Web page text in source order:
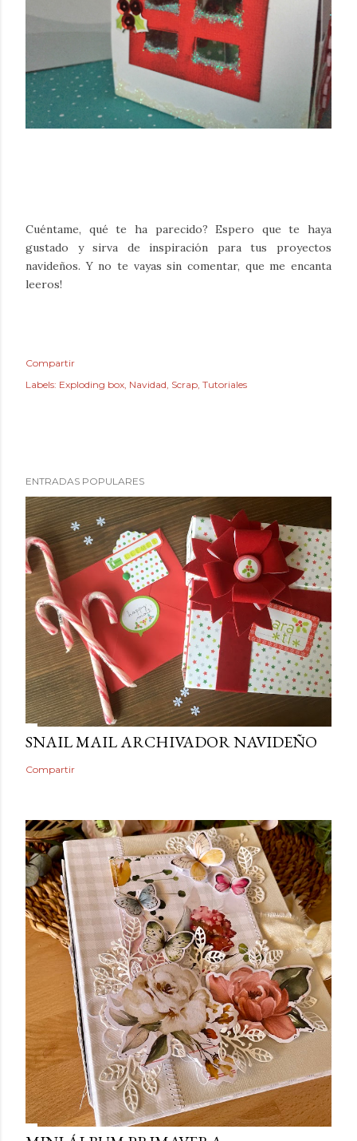
Cuéntame, qué te ha parecido? Espero que te haya
gustado y sirva de inspiración para tus proyectos
navideños. Y no te vayas sin comentar, que me encanta
leeros!
Compartir
Labels: Exploding box Navidad Scrap Tutoriales
ENTRADAS POPULARES
SNAIL MAIL ARCHIVADOR NAVIDEÑO
Compartir